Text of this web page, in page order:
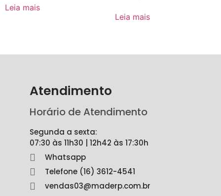
Leia mais
Leia mais
Atendimento
Horário de Atendimento
Segunda a sexta:
07:30 às 11h30 | 12h42 às 17:30h
Whatsapp
Telefone (16) 3612-4541
vendas03@maderp.com.br